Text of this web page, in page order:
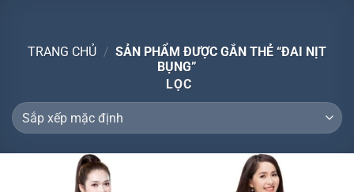
TRANG CHỦ / SẢN PHẨM ĐƯỢC GẮN THẺ “ĐAI NỊT
BỤNG”
LỌC